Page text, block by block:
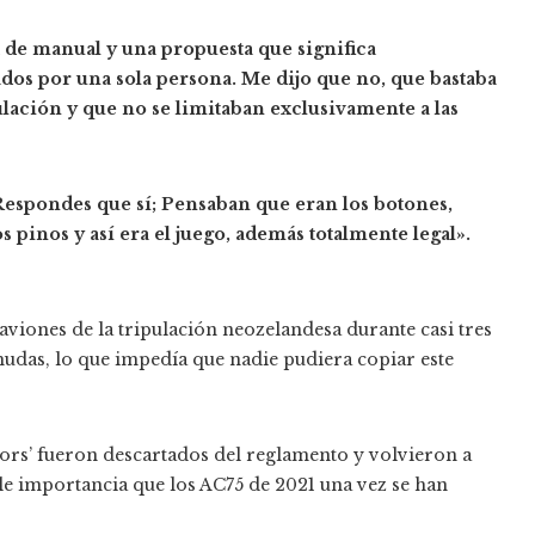
manual y una propuesta que significa
por una sola persona. Me dijo que no, que bastaba
y que no se limitaban exclusivamente a las
que sí; Pensaban que eran los botones,
y así era el juego, además totalmente legal».
de la tripulación neozelandesa durante casi tres
lo que impedía que nadie pudiera copiar este
fueron descartados del reglamento y volvieron a
que los AC75 de 2021 una vez se han